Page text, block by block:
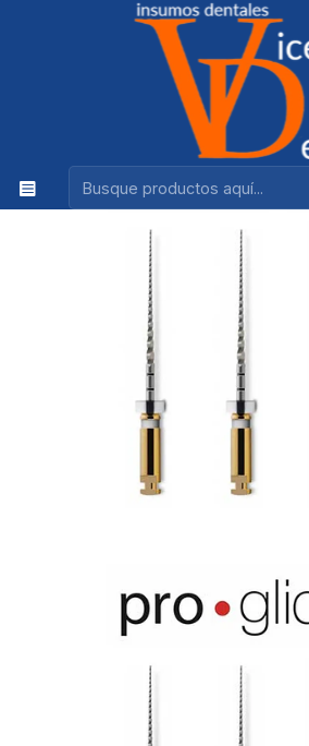
Ventas
ENDODONCIA LIMA